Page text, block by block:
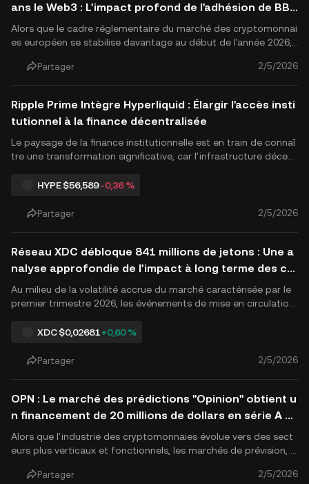
ans le Web3 : L'impact profond de l'adhésion de BBV
A à l'alliance Qivalis
Alors que le cadre réglementaire du marché des cryptomonnai
es européen se stabilise davantage au début de l'année 2026, l
nt dans l'espace des actifs numériques. Récemment, BBVA, de
uxième plus grande banque d'Espagne, a officiellement annon
Partager 2/5/2026
Ripple Prime Intègre Hyperliquid : Élargir l'accès insti
tutionnel à la finance décentralisée
Le paysage de la finance institutionnelle est en train de connaî
tre une transformation significative, car l'infrastructure décent
de trading traditionnels. Le 4 février 2026, Ripple a officielleme
HYPE$56,589-0,36 %
Partager 2/5/2026
Réseau XDC débloque 841 millions de jetons : Une a
nalyse approfondie de l'impact à long terme des ch
angements d'offre sur les tendances des prix XDC
Au milieu de la volatilité accrue du marché caractérisée par le
premier trimestre 2026, les événements de mise en circulation
sseurs stratégiques. Selon les dernières données de surveillanc
XDC$0,02681+0,60 %
Partager 2/5/2026
OPN : Le marché des prédictions "Opinion" obtient u
n financement de 20 millions de dollars en série A m
ené par Jump Crypto pour remodeler les écosystèm
es sur la chaîne
Alors que l'industrie des cryptomonnaies évolue vers des sect
eurs plus verticaux et fonctionnels, les marchés de prévision, c
collective", connaissent une nouvelle vague d'intérêt des capit
Partager 2/5/2026